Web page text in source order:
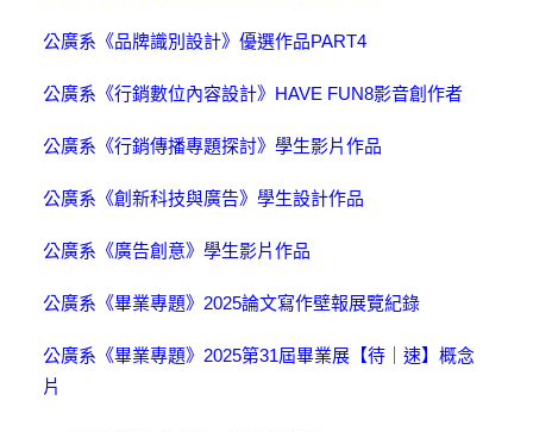
公廣系《品牌識別設計》優選作品PART4
公廣系《行銷數位內容設計》HAVE FUN8影音創作者
公廣系《行銷傳播專題探討》學生影片作品
公廣系《創新科技與廣告》學生設計作品
公廣系《廣告創意》學生影片作品
公廣系《畢業專題》2025論文寫作壁報展覽紀錄
公廣系《畢業專題》2025第31屆畢業展【待｜速】概念
片